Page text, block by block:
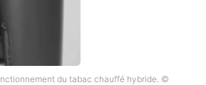
du tabac chauffé hybride. ©